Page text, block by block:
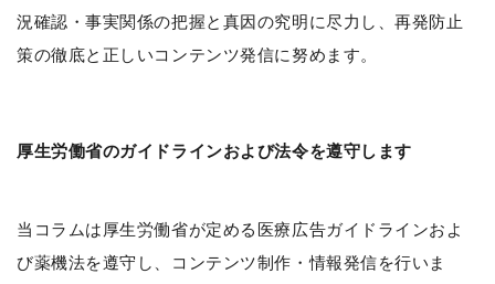
況確認・事実関係の把握と真因の究明に尽力し、再発防止
策の徹底と正しいコンテンツ発信に努めます。
厚生労働省のガイドラインおよび法令を遵守します
当コラムは厚生労働省が定める医療広告ガイドラインおよ
び薬機法を遵守し、コンテンツ制作・情報発信を行いま